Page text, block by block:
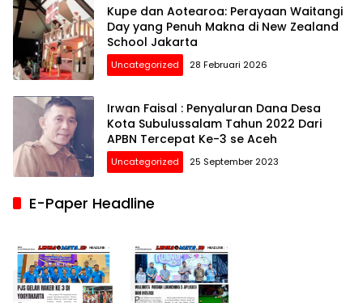
Kupe dan Aotearoa: Perayaan Waitangi
Day yang Penuh Makna di New Zealand
School Jakarta
Uncategorized 28 Februari 2026
Irwan Faisal : Penyaluran Dana Desa
Kota Subulussalam Tahun 2022 Dari
APBN Tercepat Ke-3 se Aceh
Uncategorized 25 September 2023
E-Paper Headline